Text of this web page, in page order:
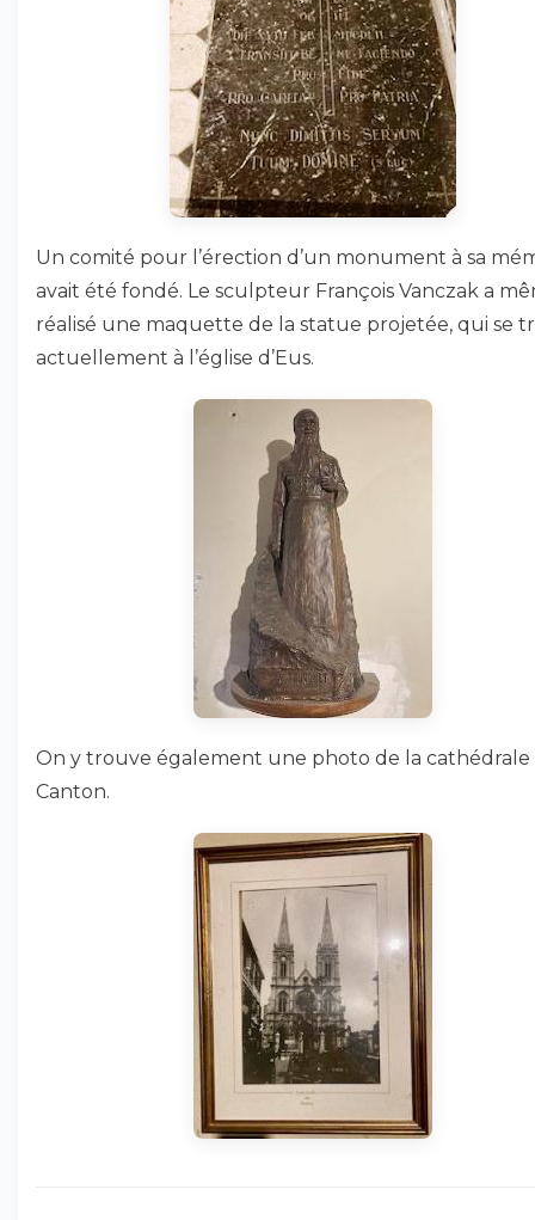
Un comité pour l’érection d’un monument à sa
avait été fondé. Le sculpteur François Vanczak a
réalisé une maquette de la statue projetée, qui se
actuellement à l’église d’Eus.
On y trouve également une photo de la cathédrale
Canton.